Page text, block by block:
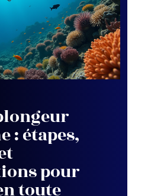
: étapes,
pour
toute